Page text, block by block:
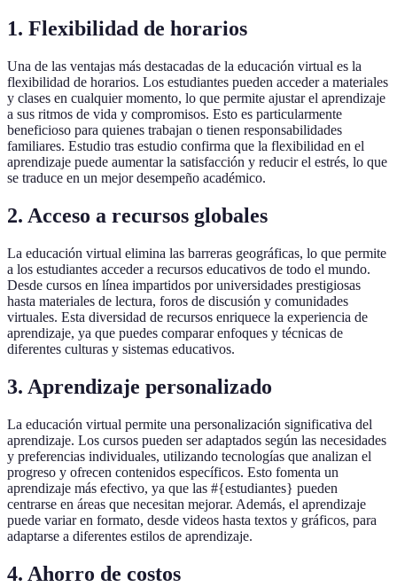
1. Flexibilidad de horarios
Una de las ventajas más destacadas de la educación virtual es la
flexibilidad de horarios. Los estudiantes pueden acceder a materiales
y clases en cualquier momento, lo que permite ajustar el aprendizaje
a sus ritmos de vida y compromisos. Esto es particularmente
beneficioso para quienes trabajan o tienen responsabilidades
familiares. Estudio tras estudio confirma que la flexibilidad en el
aprendizaje puede aumentar la satisfacción y reducir el estrés, lo que
se traduce en un mejor desempeño académico.
2. Acceso a recursos globales
La educación virtual elimina las barreras geográficas, lo que permite
a los estudiantes acceder a recursos educativos de todo el mundo.
Desde cursos en línea impartidos por universidades prestigiosas
hasta materiales de lectura, foros de discusión y comunidades
virtuales. Esta diversidad de recursos enriquece la experiencia de
aprendizaje, ya que puedes comparar enfoques y técnicas de
diferentes culturas y sistemas educativos.
3. Aprendizaje personalizado
La educación virtual permite una personalización significativa del
aprendizaje. Los cursos pueden ser adaptados según las necesidades
y preferencias individuales, utilizando tecnologías que analizan el
progreso y ofrecen contenidos específicos. Esto fomenta un
aprendizaje más efectivo, ya que las #{estudiantes} pueden
centrarse en áreas que necesitan mejorar. Además, el aprendizaje
puede variar en formato, desde videos hasta textos y gráficos, para
adaptarse a diferentes estilos de aprendizaje.
4. Ahorro de costos